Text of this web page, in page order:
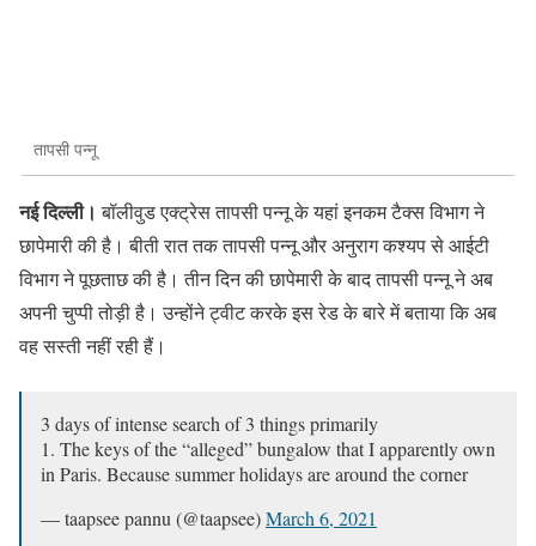
तापसी पन्नू
नई दिल्ली। बॉलीवुड एक्ट्रेस तापसी पन्नू के यहां इनकम टैक्स विभाग ने
छापेमारी की है। बीती रात तक तापसी पन्नू और अनुराग कश्यप से आईटी
विभाग ने पूछताछ की है। तीन दिन की छापेमारी के बाद तापसी पन्नू ने अब
अपनी चुप्पी तोड़ी है। उन्होंने ट्वीट करके इस रेड के बारे में बताया कि अब
वह सस्ती नहीं रही हैं।
3 days of intense search of 3 things primarily
1. The keys of the “alleged” bungalow that I apparently own
in Paris. Because summer holidays are around the corner
— taapsee pannu (@taapsee)March 6, 2021